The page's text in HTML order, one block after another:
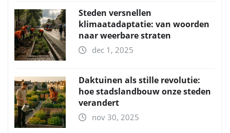
Steden versnellen
klimaatadaptatie: van woorden
naar weerbare straten
dec 1, 2025
Daktuinen als stille revolutie:
hoe stadslandbouw onze steden
verandert
nov 30, 2025